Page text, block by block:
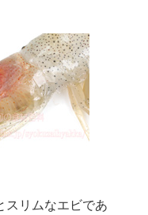
リムなエビであ